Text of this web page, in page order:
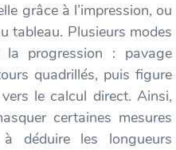
grâce à l’impression, ou
tableau. Plusieurs modes
la progression : pavage
quadrillés, puis figure
le calcul direct. Ainsi,
certaines mesures
déduire les longueurs